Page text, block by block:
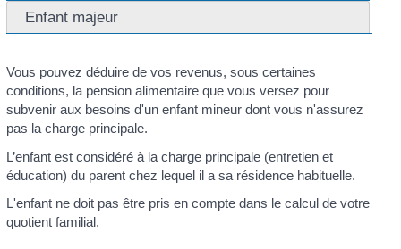
Enfant majeur
Vous pouvez déduire de vos revenus, sous certaines
conditions, la pension alimentaire que vous versez pour
subvenir aux besoins d'un enfant mineur dont vous n'assurez
pas la charge principale.
L’enfant est considéré à la charge principale (entretien et
éducation) du parent chez lequel il a sa résidence habituelle.
L'enfant ne doit pas être pris en compte dans le calcul de votre
quotient familial.